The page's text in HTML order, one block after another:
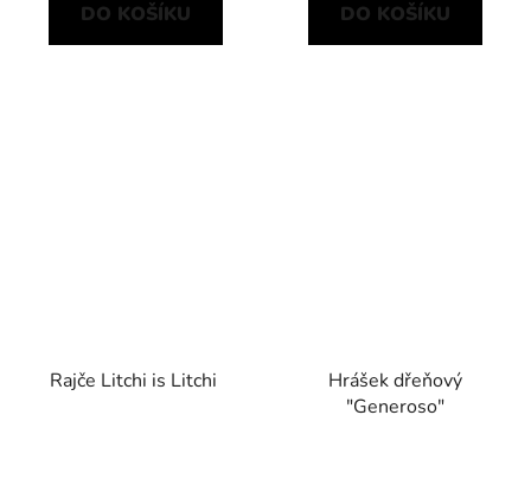
DO KOŠÍKU DO KOŠÍKU
Rajče Litchi is Litchi
Hrášek dřeňový
"Generoso"